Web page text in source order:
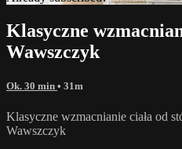
Klasyczne
Wawszczyk
Ok. 30 min • 31m
Klasyczne wzmacnianie ciała od
Wawszczyk